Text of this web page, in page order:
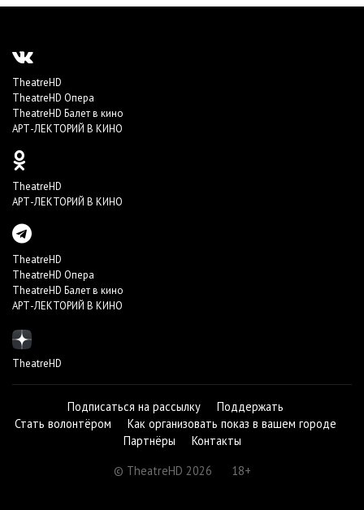
TheatreHD
TheatreHD Опера
TheatreHD Балет в кино
АРТ-ЛЕКТОРИЙ В КИНО
TheatreHD
АРТ-ЛЕКТОРИЙ В КИНО
TheatreHD
TheatreHD Опера
TheatreHD Балет в кино
АРТ-ЛЕКТОРИЙ В КИНО
TheatreHD
Подписаться на рассылку
Поддержать
Стать волонтёром
Как организовать показ в вашем городе
Партнёры
Контакты
© TheatreHD 2026
18+